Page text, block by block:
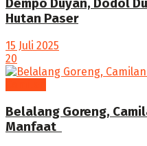
Dempo Duyan, Dodol
Hutan Paser
15 Juli 2025
20
Belalang Goreng,
Manfaat ‎